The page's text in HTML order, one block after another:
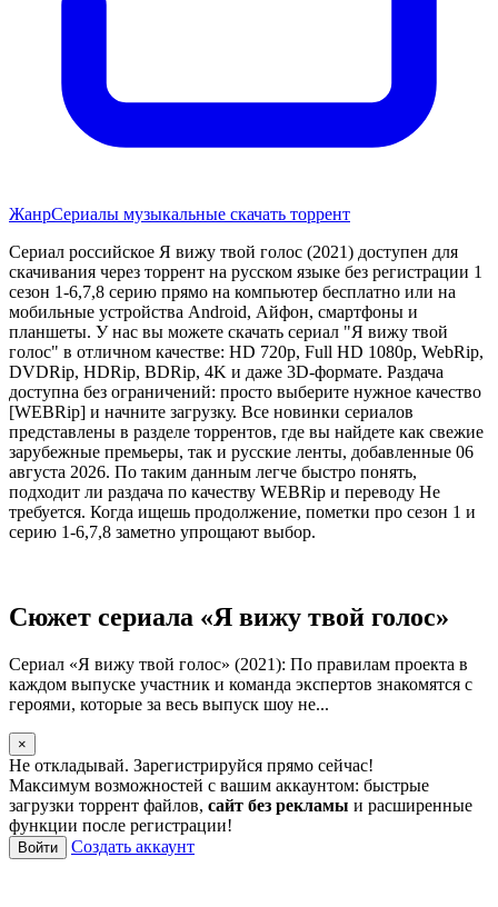
ЖанрСериалы музыкальные скачать торрент
Сериал российское Я вижу твой голос (2021) доступен для
скачивания через торрент на русском языке без регистрации 1
сезон 1-6,7,8 серию прямо на компьютер бесплатно или на
мобильные устройства Android, Айфон, смартфоны и
планшеты. У нас вы можете скачать сериал "Я вижу твой
голос" в отличном качестве: HD 720p, Full HD 1080p, WebRip,
DVDRip, HDRip, BDRip, 4K и даже 3D-формате. Раздача
доступна без ограничений: просто выберите нужное качество
[WEBRip] и начните загрузку. Все новинки сериалов
представлены в разделе торрентов, где вы найдете как свежие
зарубежные премьеры, так и русские ленты, добавленные 06
августа 2026. По таким данным легче быстро понять,
подходит ли раздача по качеству WEBRip и переводу Не
требуется. Когда ищешь продолжение, пометки про сезон 1 и
серию 1-6,7,8 заметно упрощают выбор.
Сюжет сериала «Я вижу твой голос»
Сериал «Я вижу твой голос» (2021): По правилам проекта в
каждом выпуске участник и команда экспертов знакомятся с
героями, которые за весь выпуск шоу не...
×
Не откладывай. Зарегистрируйся прямо сейчас!
Максимум возможностей с вашим аккаунтом: быстрые
загрузки торрент файлов, сайт без рекламы и расширенные
функции после регистрации!
Войти Создать аккаунт